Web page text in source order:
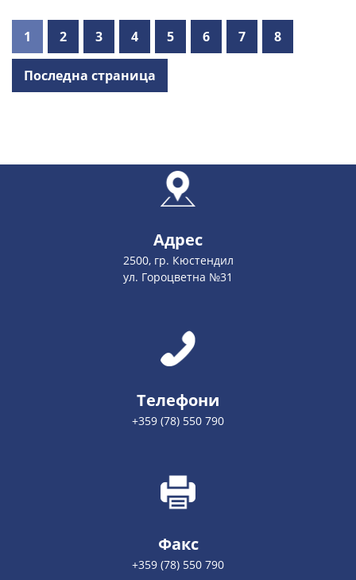
1 2 3 4 5 6 7 8
Последна страница
Адрес
2500, гр. Кюстендил
ул. Гороцветна №31
Телефони
+359 (78) 550 790
Факс
+359 (78) 550 790